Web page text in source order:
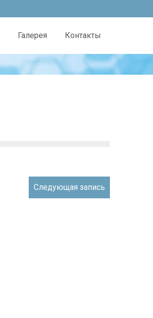
Галерея Контакты
Следующая запись